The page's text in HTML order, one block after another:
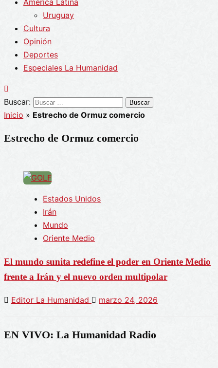
América Latina
Uruguay
Cultura
Opinión
Deportes
Especiales La Humanidad
Buscar:
Inicio » Estrecho de Ormuz comercio
Estrecho de Ormuz comercio
Estados Unidos
Irán
Mundo
Oriente Medio
El mundo sunita redefine el poder en Oriente Medio
frente a Irán y el nuevo orden multipolar
Editor La Humanidad marzo 24, 2026
EN VIVO: La Humanidad Radio